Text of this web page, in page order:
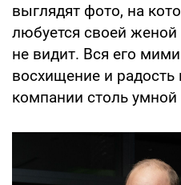
выглядят фото, на
любуется своей
не видит. Вся его
восхищение и
компании столь